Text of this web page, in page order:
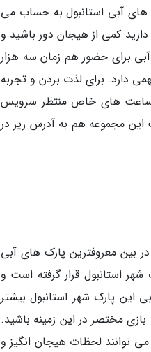
های آبی استانبول به حساب می
کمی از هیجان دور باشید و
برای حضور هم زمان سه هزار
دارد. برای لذت بردن و تجربه
و ساعت های خاص منتظر سرویس
این مجموعه هم به آدرس زیر در
بین معروفترین پارک های آبی
استانبول قرار گرفته است و
پارک شهر استانبول بیشتر
مختصر در این زمینه باشید.
توانند لحظات هیجان انگیز و